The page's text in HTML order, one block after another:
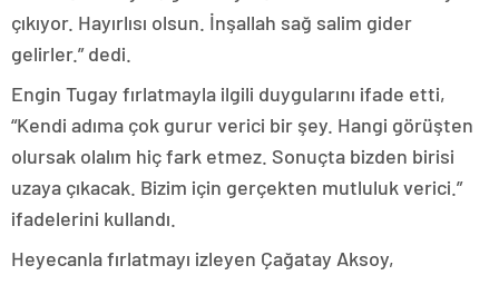
çıkıyor. Hayırlısı olsun. İnşallah sağ salim gider
gelirler.” dedi.
Engin Tugay fırlatmayla ilgili duygularını ifade etti,
“Kendi adıma çok gurur verici bir şey. Hangi görüşten
olursak olalım hiç fark etmez. Sonuçta bizden birisi
uzaya çıkacak. Bizim için gerçekten mutluluk verici.”
ifadelerini kullandı.
Heyecanla fırlatmayı izleyen Çağatay Aksoy,